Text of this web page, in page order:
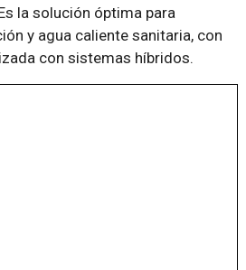
la solución óptima para
y agua caliente sanitaria, con
con sistemas híbridos.